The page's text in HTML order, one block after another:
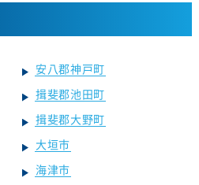
安八郡神戸町
揖斐郡池田町
揖斐郡大野町
大垣市
海津市